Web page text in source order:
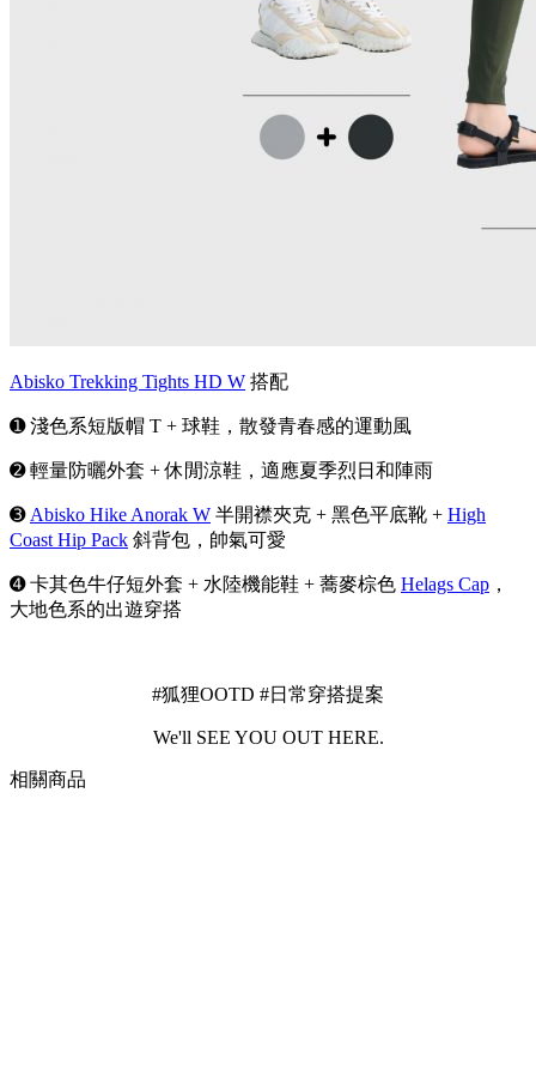
Abisko Trekking Tights HD W 搭配
➊ 淺色系短版帽 T + 球鞋，散發青春感的運動風
➋ 輕量防曬外套 + 休閒涼鞋，適應夏季烈日和陣雨
➌ Abisko Hike Anorak W 半開襟夾克 + 黑色平底靴 + High
Coast Hip Pack 斜背包，帥氣可愛
➍ 卡其色牛仔短外套 + 水陸機能鞋 + 蕎麥棕色 Helags Cap ，
大地色系的出遊穿搭
#狐狸OOTD #日常穿搭提案
We'll SEE YOU OUT HERE.
相關商品